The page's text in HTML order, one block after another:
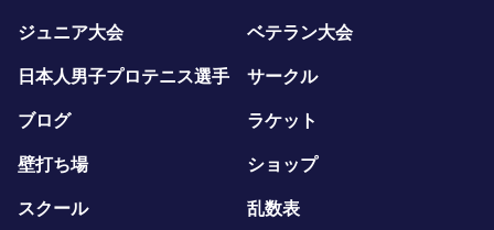
ジュニア大会 ベテラン大会
日本人男子プロテニス選手 サークル
ブログ ラケット
壁打ち場 ショップ
スクール 乱数表